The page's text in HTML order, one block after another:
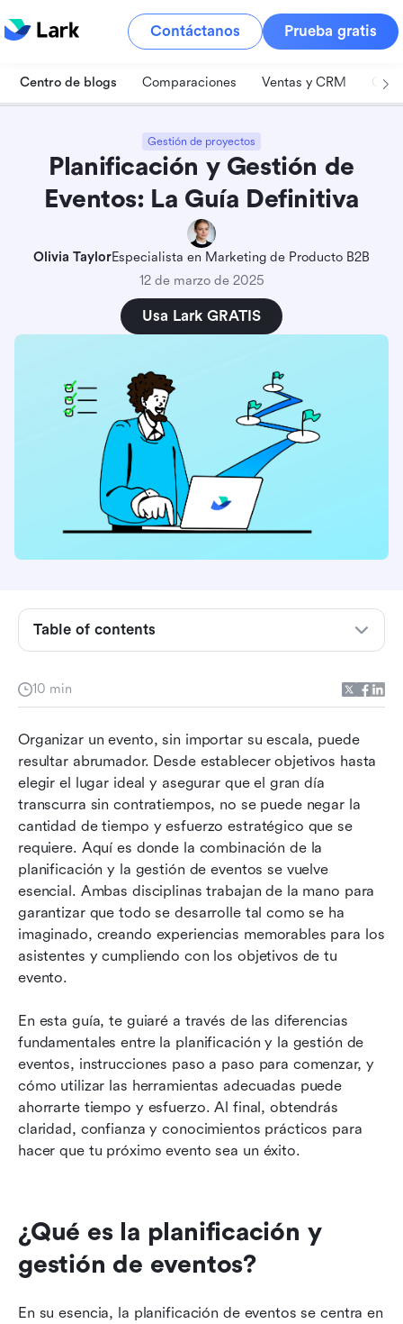
Contáctanos Prueba gratis
Centro de blogs Comparaciones Ventas y CRM
Gestión de proyectos
Planificación y Gestión de
Eventos: La Guía Definitiva
Olivia TaylorEspecialista en Marketing de Producto B2B
12 de marzo de 2025
Usa Lark GRATIS
10 min
Organizar un evento, sin importar su escala, puede
resultar abrumador. Desde establecer objetivos hasta
elegir el lugar ideal y asegurar que el gran día
transcurra sin contratiempos, no se puede negar la
cantidad de tiempo y esfuerzo estratégico que se
requiere. Aquí es donde la combinación de la
planificación y la gestión de eventos se vuelve
esencial. Ambas disciplinas trabajan de la mano para
garantizar que todo se desarrolle tal como se ha
imaginado, creando experiencias memorables para los
asistentes y cumpliendo con los objetivos de tu
evento.
En esta guía, te guiaré a través de las diferencias
fundamentales entre la planificación y la gestión de
eventos, instrucciones paso a paso para comenzar, y
cómo utilizar las herramientas adecuadas puede
ahorrarte tiempo y esfuerzo. Al final, obtendrás
claridad, confianza y conocimientos prácticos para
hacer que tu próximo evento sea un éxito.
¿Qué es la planificación y
gestión de eventos?
En su esencia, la planificación de eventos se centra en
Table of contents
entendiendo las diferencias
paso
eventos (y cómo superarlos)
Herramientas para simplificar la planificación y
gestión de eventos
Sostenibilidad en la planificación de eventos
Cómo promover tu evento de manera efectiva
Conclusión: Crear eventos exitosos con
planificación y gestión